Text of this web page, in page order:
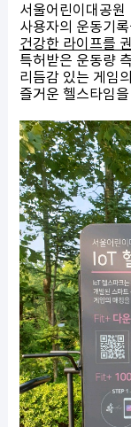
서울어린이대공
사용자의 운동기
건강한 라이프를
특허받은 운동량
리듬감 있는 게임
즐거운 헬스타임